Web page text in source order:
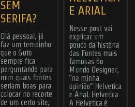
SEM
SERIFA?
Olá pessoal, já
faz um tempinho
que o Guto
sempre fica
perguntando para
mim quais fontes
seriam boas para
colocar no recorte
de um certo site,
E ARIAL
Nesse post vai
explicar um
pouco da história
das Fontes mais
famosas do
Mundo Designer,
“na minha
opinião” Helvetica
e Arial. Helvetica
A Helvetica é